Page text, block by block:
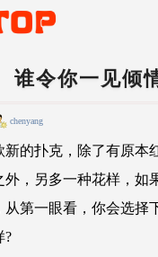
谁令你一见倾
chenyang
扑克，除了有原本
外，另多一种花样，如
从第一眼看，你会选择
?